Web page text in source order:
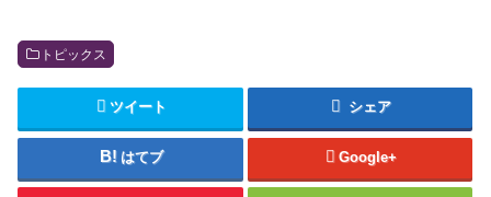
トピックス
ツイート シェア
はてブ Google+